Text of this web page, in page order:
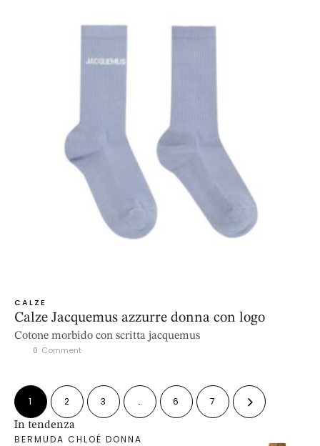
CALZE
Calze Jacquemus azzurre donna con logo
Cotone morbido con scritta jacquemus
0 Comment
1 2 3 … 6 7
In tendenza
BERMUDA CHLOÉ DONNA